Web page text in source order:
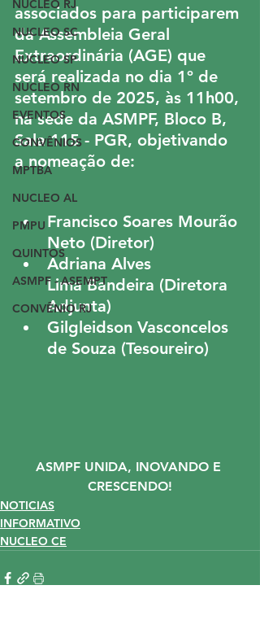
NUCLEO RJ
NUCLEO SC
NUCLEO SP
NUCLEO RN
EVENTOS
CONVÊNIOS
MPTBA
NUCLEO AL
PMPU
QUINTOS
ASMPF - ASEMPT
CONVÊNIO RJ
associados para participarem
da Assembleia Geral
Extraordinária (AGE) que
será realizada no dia 1º de
setembro de 2025, às 11h00,
na sede da ASMPF, Bloco B,
Sala 115 - PGR, objetivando
a nomeação de:
Francisco Soares Mourão
Neto (Diretor)
Adriana Alves
Lima Bandeira (Diretora
Adjunta)
Gilgleidson Vasconcelos
de Souza (Tesoureiro)
ASMPF UNIDA, INOVANDO E
CRESCENDO!
NOTICIAS
INFORMATIVO
NUCLEO CE